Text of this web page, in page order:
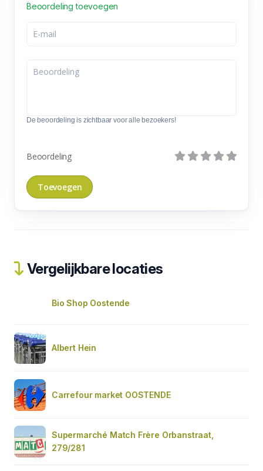
Beoordeling toevoegen
De beoordeling is zichtbaar voor alle bezoekers!
Beoordeling
Vergelijkbare locaties
Bio Shop Oostende
Albert Hein
Carrefour market OOSTENDE
Supermarché Match Frère Orbanstraat,
279/281